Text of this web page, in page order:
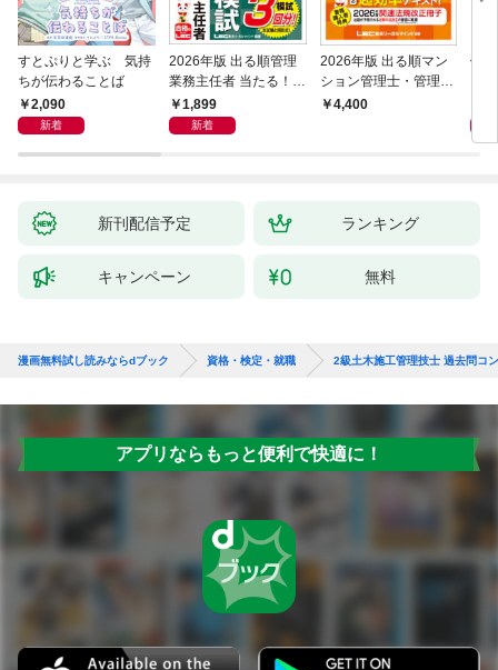
すとぷりと学ぶ 気持
ちが伝わることば
2,090
新着
2026年版 出る順管理
業務主任者 当たる！直
前予想模試
1,899
新着
2026年版 出る順マン
ション管理士・管理業
務主任者 合格テキスト
4,400
働
れ
新刊配信予定 ランキング
キャンペーン 無料
漫画無料試し読みならdブック 資格・検定・就職 2級土木施工管理技士 過去問コ
アプリならもっと便利で快適に！